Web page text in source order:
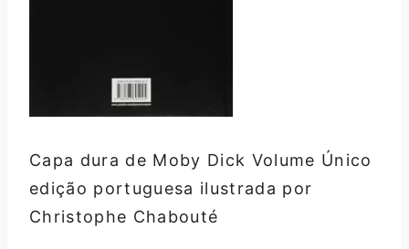
Capa dura de Moby Dick Volume Único
edição portuguesa ilustrada por
Christophe Chabouté